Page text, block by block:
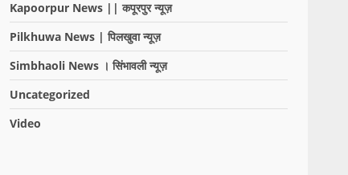
Kapoorpur News || कपूरपुर न्यूज़
Pilkhuwa News | पिलखुवा न्यूज़
Simbhaoli News । सिंभावली न्यूज़
Uncategorized
Video